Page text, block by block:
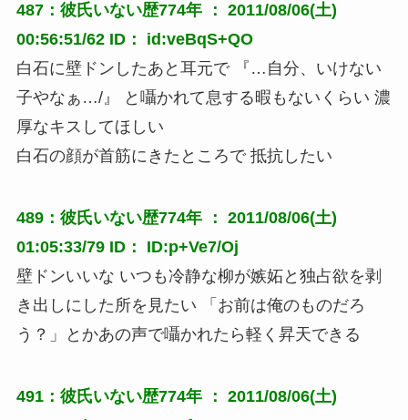
487：彼氏いない歴774年 ： 2011/08/06(土)
00:56:51/62 ID： id:veBqS+QO
白石に壁ドンしたあと耳元で 『…自分、いけない
子やなぁ…/』 と囁かれて息する暇もないくらい 濃
厚なキスしてほしい
白石の顔が首筋にきたところで 抵抗したい
489：彼氏いない歴774年 ： 2011/08/06(土)
01:05:33/79 ID： ID:p+Ve7/Oj
壁ドンいいな いつも冷静な柳が嫉妬と独占欲を剥
き出しにした所を見たい 「お前は俺のものだろ
う？」とかあの声で囁かれたら軽く昇天できる
491：彼氏いない歴774年 ： 2011/08/06(土)